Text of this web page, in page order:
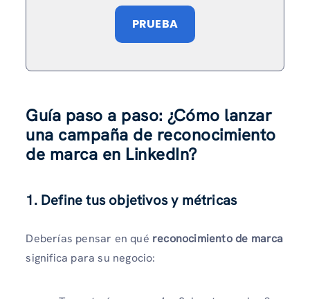
PRUEBA
Guía paso a paso: ¿Cómo lanzar
una campaña de reconocimiento
de marca en LinkedIn?
1. Define tus objetivos y métricas
Deberías pensar en qué reconocimiento de marca
significa para su negocio: